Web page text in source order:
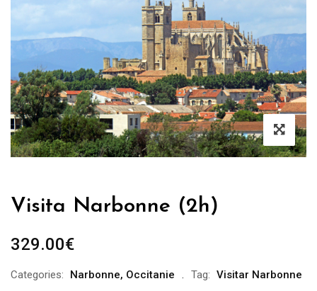
Visita Narbonne (2h)
329.00€
Categories: Narbonne, Occitanie Tag: Visitar Narbonne